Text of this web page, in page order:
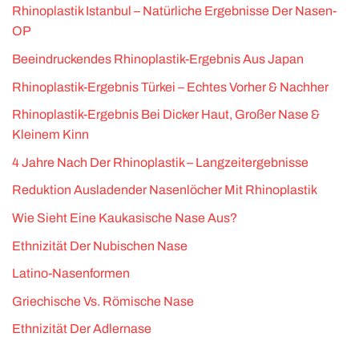
Rhinoplastik Istanbul – Natürliche Ergebnisse Der Nasen-
OP
Beeindruckendes Rhinoplastik-Ergebnis Aus Japan
Rhinoplastik-Ergebnis Türkei – Echtes Vorher & Nachher
Rhinoplastik-Ergebnis Bei Dicker Haut, Großer Nase &
Kleinem Kinn
4 Jahre Nach Der Rhinoplastik – Langzeitergebnisse
Reduktion Ausladender Nasenlöcher Mit Rhinoplastik
Wie Sieht Eine Kaukasische Nase Aus?
Ethnizität Der Nubischen Nase
Latino-Nasenformen
Griechische Vs. Römische Nase
Ethnizität Der Adlernase